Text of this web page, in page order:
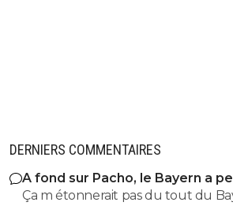
DERNIERS COMMENTAIRES
A fond sur Pacho, le Bayern a
Ça m étonnerait pas du tout du